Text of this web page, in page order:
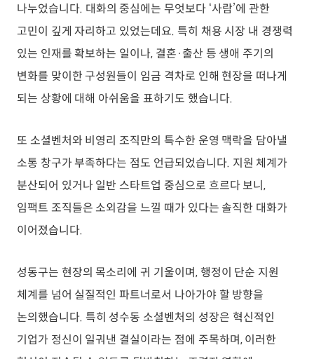
나누었습니다. 대화의 중심에는 무엇보다 ‘사람’에 관한
고민이 깊게 자리하고 있었는데요. 특히 채용 시장 내 경쟁력
있는 인재를 확보하는 일이나, 결혼·출산 등 생애 주기의
변화를 맞이한 구성원들이 임금 격차로 인해 현장을 떠나게
되는 상황에 대해 아쉬움을 표하기도 했습니다.
또 소셜벤처와 비영리 조직만의 특수한 운영 맥락을 담아낼
소통 창구가 부족하다는 점도 언급되었습니다. 지원 체계가
분산되어 있거나 일반 스타트업 중심으로 흐르다 보니,
임팩트 조직들은 소외감을 느낄 때가 있다는 솔직한 대화가
이어졌습니다.
성동구는 현장의 목소리에 귀 기울이며, 행정이 단순 지원
체계를 넘어 실질적인 파트너로서 나아가야 할 방향을
논의했습니다. 특히 성수동 소셜벤처의 성장은 혁신적인
기업가 정신이 일궈낸 결실이라는 점에 주목하며, 이러한